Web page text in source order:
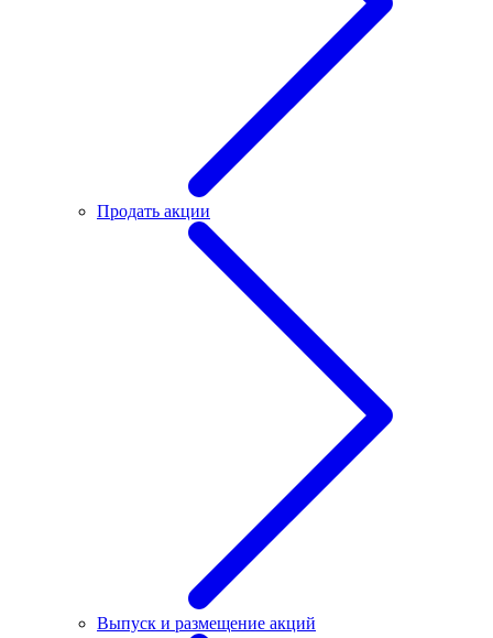
Продать акции
Выпуск и размещение акций